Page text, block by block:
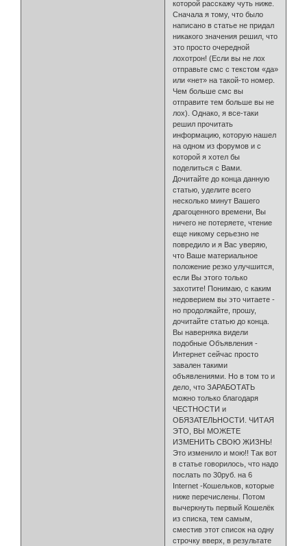
которой расскажу чуть ниже.
Сначала я тому, что было
написано в статье не придал
никакого значения решил, что
это просто очередной
лохотрон! (Если вы не лох
отправьте смс с текстом «да»
или «нет» на такой-то номер.
Чем больше смс вы
отправите тем больше вы не
лох). Однако, я все-таки
решил прочитать
информацию, которую нашел
на одном из форумов и с
которой я хотел бы
поделиться с Вами.
Дочитайте до конца данную
статью, уделите всего
несколько минут Вашего
драгоценного времени, Вы
ничего не потеряете, чтение
еще никому серьезно не
повредило и я Вас уверяю,
что Ваше материальное
положение резко улучшится,
если Вы этого только
захотите! Понимаю, с каким
недоверием вы это читаете -
но продолжайте, прошу,
дочитайте статью до конца.
Вы наверняка видели
подобные Объявления -
Интернет сейчас просто
завален такими
объявлениями. Но в том то и
дело, что ЗАРАБОТАТЬ
можно только благодаря
ЧЕСТНОСТИ и
ОБЯЗАТЕЛЬНОСТИ. ЧИТАЯ
ЭТО, ВЫ МОЖЕТЕ
ИЗМЕНИТЬ СВОЮ ЖИЗНЬ!
Это изменило и мою!! Так вот
в статье говорилось, что надо
послать по 30руб. на 6
Internet -Кошельков, которые
ниже перечислены. Потом
вычеркнуть первый Кошелёк
из списка, тем самым,
сместив этот список на одну
строчку вверх, в результате